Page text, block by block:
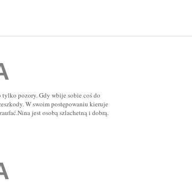
tylko pozory. Gdy wbije sobie coś do
W swoim postępowaniu kieruje
jest osobą szlachetną i dobrą.